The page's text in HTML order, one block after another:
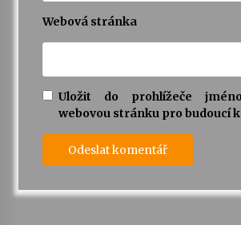
Webová stránka
Uložit do prohlížeče
webovou stránku pro budoucí